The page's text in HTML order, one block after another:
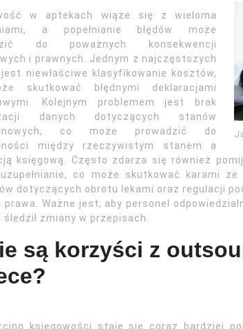
w aptekach wiąże się z wieloma
a popełnianie błędów może
do poważnych konsekwencji
i prawnych. Jednym z najczęstszych
jest niewłaściwe klasyfikowanie kosztów,
skutkować błędnymi deklaracjami
Kolejnym problemem jest brak
danych dotyczących stanów
co może prowadzić do
między rzeczywistym stanem a
księgową. Często zdarza się również
uzupełnianie, co może skutkować karami
dotyczących obrotu lekami oraz regulacji
prawa. Ważne jest, aby personel
śledził zmiany w przepisach.
są korzyści z
księgowości staje się coraz bardziej